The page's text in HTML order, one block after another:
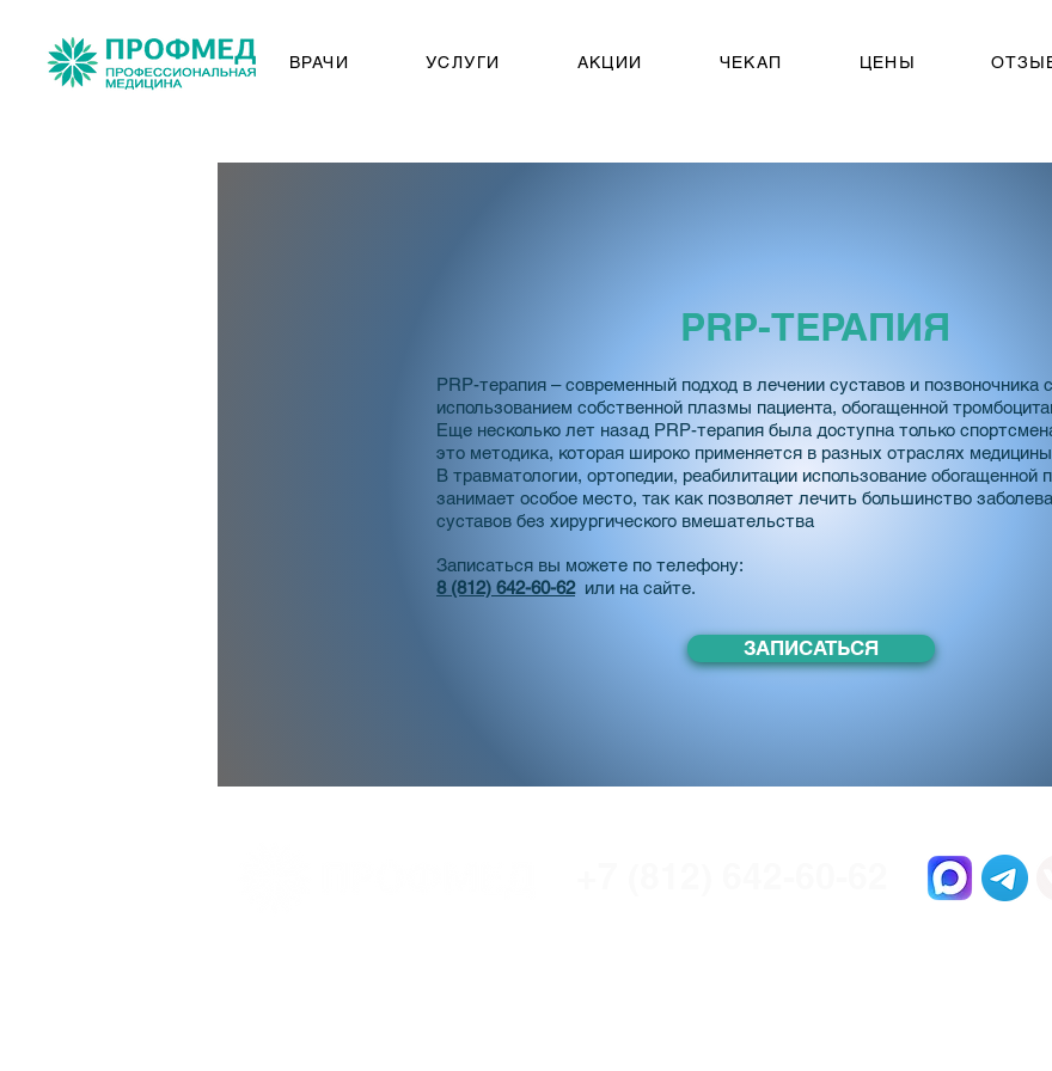
ВРАЧИ УСЛУГИ АКЦИИ ЧЕКАП ЦЕНЫ
PRP-ТЕРАПИЯ
PRP-терапия – современный подход в лечении суставов и позвоночника с
использованием собственной плазмы пациента, обогащенной
Еще несколько лет назад PRP-терапия была доступна только
это методика, которая широко применяется в разных отраслях
В травматологии, ортопедии, реабилитации использование обогащенной
занимает особое место, так как позволяет лечить большинство
суставов без хирургического вмешательства
Записаться вы можете по телефону:
8 (812) 642-60-62или на сайте.
ЗАПИСАТЬСЯ